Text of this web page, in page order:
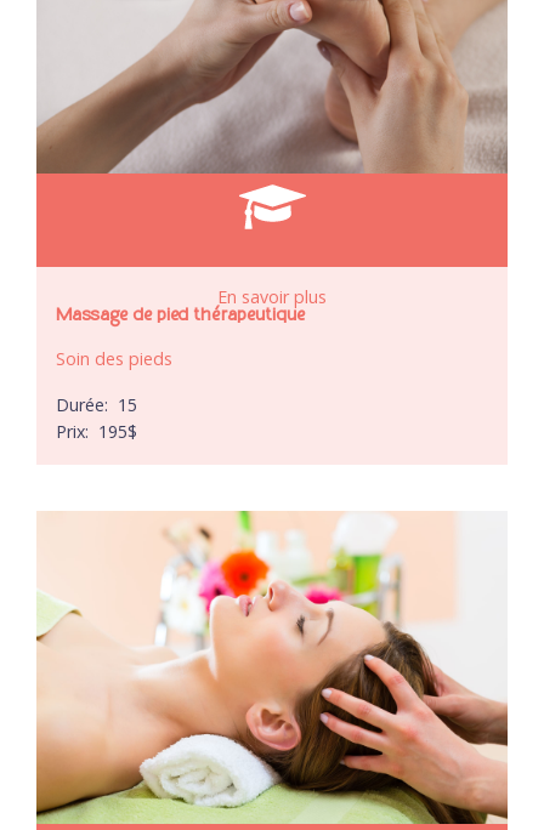
En savoir plus
Massage de pied thérapeutique
Soin des pieds
Durée: 15
Prix: 195$